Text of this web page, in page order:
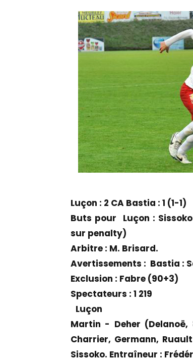
Luçon : 2 CA Bastia : 1 (1-1)
Buts pour Luçon : Sissoko
sur penalty)
Arbitre : M. Brisard.
Avertissements : Bastia :
Exclusion : Fabre (90+3)
Spectateurs : 1 219
Luçon
Martin - Deher (Delanoë,
Charrier, Germann,
Sissoko. Entraîneur :